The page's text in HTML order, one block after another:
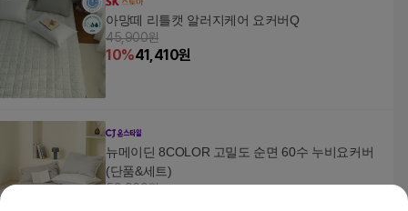
아망떼 리틀캣 알러지케어 요커버Q
45,900원
10%41,410원
뉴메이딘 8COLOR 고밀도 순면 60수 누비요커버
(단품&세트)
59,900원